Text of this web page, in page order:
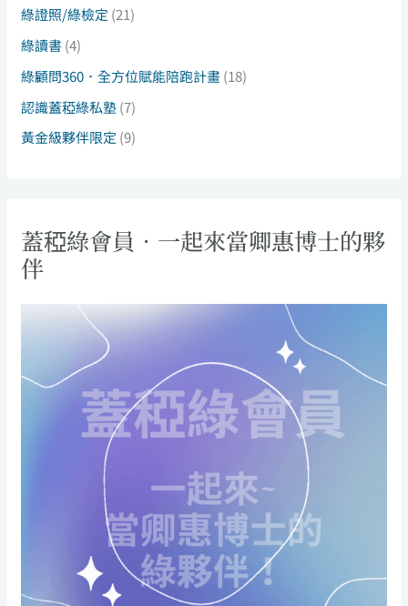
綠證照/綠檢定 (21)
綠讀書(4)
綠顧問360．全方位賦能陪跑計畫(18)
認識蓋稏綠私塾(7)
黃金級夥伴限定 (9)
蓋稏綠會員．一起來當卿惠博士的夥
伴